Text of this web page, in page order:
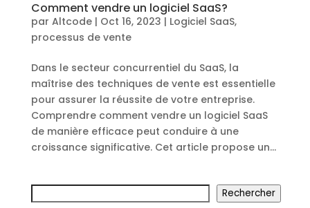
Comment vendre un logiciel SaaS?
par Altcode| Oct 16, 2023 | Logiciel SaaS,
processus de vente
Dans le secteur concurrentiel du SaaS, la
maîtrise des techniques de vente est essentielle
pour assurer la réussite de votre entreprise.
Comprendre comment vendre un logiciel SaaS
de manière efficace peut conduire à une
croissance significative. Cet article propose un...
Rechercher